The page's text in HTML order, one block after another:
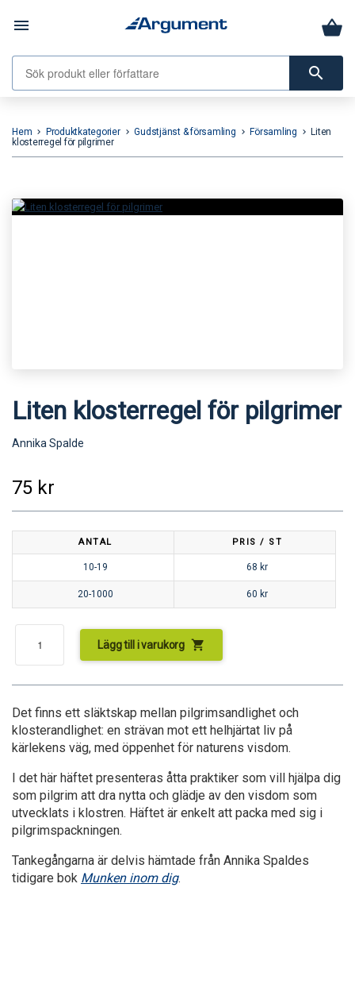
menu
search
Hem keyboard_arrow_right Produktkategorier keyboard_arrow_right Gudstjänst & församling keyboard_arrow_right Församling keyboard_arrow_right
Liten
klosterregel för pilgrimer
Liten klosterregel för pilgrimer
Annika Spalde
75 kr
ANTAL PRIS / ST
10-19 68 kr
20-1000 60 kr
Lägg till i varukorg shopping_cart
Det finns ett släktskap mellan pilgrimsandlighet och
kloster­andlighet: en strävan mot ett helhjärtat liv på
kärlekens väg, med öppenhet för naturens visdom.
I det här häftet presenteras åtta praktiker som vill hjälpa dig
som pilgrim att dra nytta och glädje av den visdom som
utvecklats i klostren. Häftet är enkelt att packa med sig i
pilgrimspackningen.
Tankegångarna är delvis hämtade från Annika Spaldes
tidigare bok Munken inom dig.